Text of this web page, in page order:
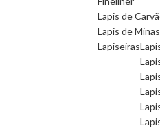
Lapis de
Lapis de Minas
Lapiseiras